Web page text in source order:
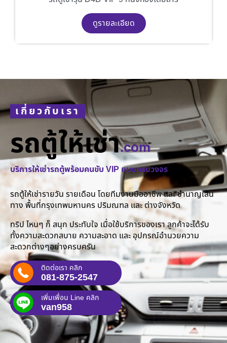
ดูรายละเอียด
เกี่ยวกับเรา
รถตู้ให้เช่า.com
บริการให้เช่ารถตู้พร้อมคนขับ VIP แบบครบวงจร
รถตู้ให้เช่ารายวัน รายเดือน โดยทีมงานมืออาชีพ และ ชำนาญเส้น
ทาง พื้นที่กรุงเทพมหานคร ปริมณฑล และ ต่างจังหวัด
ทริป ไหนๆ ก็ สนุก ประทับใจ เมื่อใช้บริการของเรา ลูกค้าจะได้รับ
ทั้งความสะดวกสบาย ความสะอาด และ อุปกรณ์อำนวยความ
สะดวกต่างๆอย่างครบครัน
ติดต่อเรา คลิก
081-875-2547
เพิ่มเพื่อน Line คลิก
van958